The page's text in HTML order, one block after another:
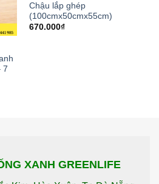
7
Chậu lắp ghép
(100cmx50cmx55cm)
670.000₫
XANH GREENLIFE